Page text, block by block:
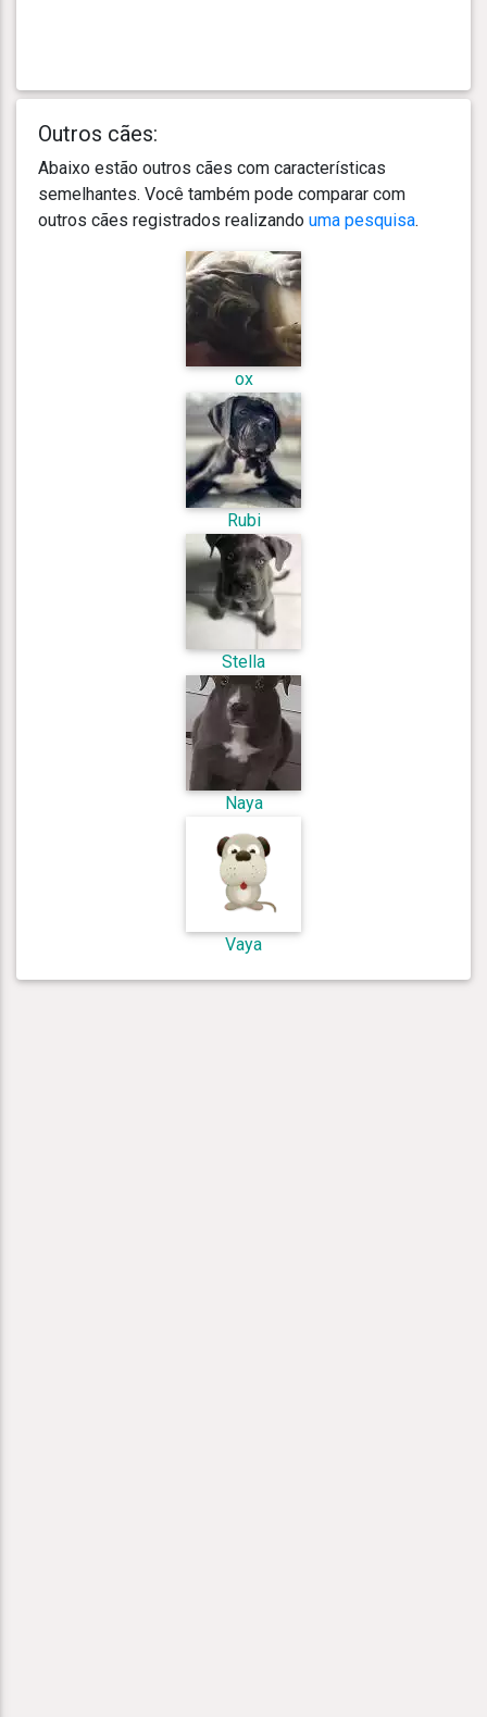
Outros cães:
Abaixo estão outros cães com características
semelhantes. Você também pode comparar com
outros cães registrados realizando uma pesquisa.
ox
Rubi
Stella
Naya
Vaya